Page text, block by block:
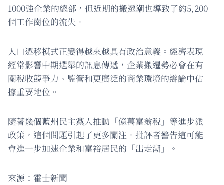
1000強企業的總部，但近期的搬遷潮也導致了約5,200
個工作崗位的流失。
人口遷移模式正變得越來越具有政治意義。經濟表現
經常影響中期選舉的訊息傳遞，企業搬遷勢必會在有
關稅收競爭力、監管和更廣泛的商業環境的辯論中佔
據重要地位。
隨著幾個藍州民主黨人推動「億萬富翁稅」等進步派
政策，這個問題引起了更多關注。批評者警告這可能
會進一步加速企業和富裕居民的「出走潮」。
來源：霍士新聞